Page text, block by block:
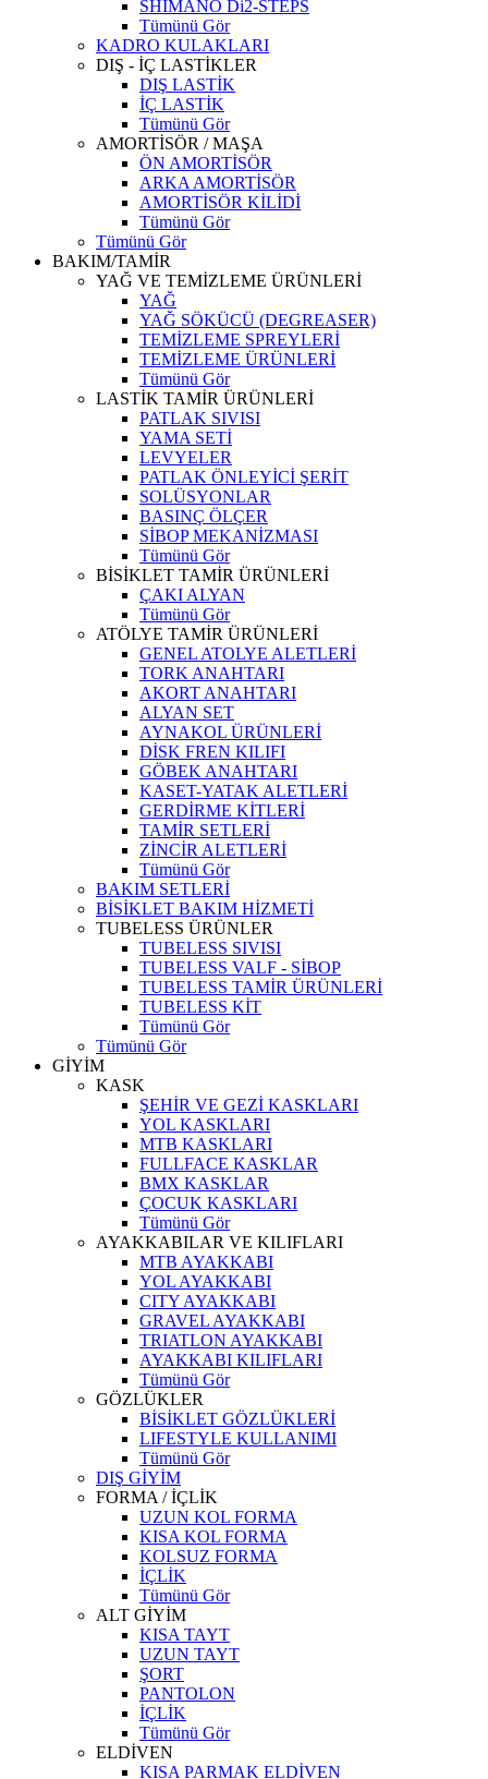
SHİMANO Di2-STEPS
Tümünü Gör
KADRO KULAKLARI
DIŞ - İÇ LASTİKLER
DIŞ LASTİK
İÇ LASTİK
Tümünü Gör
AMORTİSÖR / MAŞA
ÖN AMORTİSÖR
ARKA AMORTİSÖR
AMORTİSÖR KİLİDİ
Tümünü Gör
Tümünü Gör
BAKIM/TAMİR
YAĞ VE TEMİZLEME ÜRÜNLERİ
YAĞ
YAĞ SÖKÜCÜ (DEGREASER)
TEMİZLEME SPREYLERİ
TEMİZLEME ÜRÜNLERİ
Tümünü Gör
LASTİK TAMİR ÜRÜNLERİ
PATLAK SIVISI
YAMA SETİ
LEVYELER
PATLAK ÖNLEYİCİ ŞERİT
SOLÜSYONLAR
BASINÇ ÖLÇER
SİBOP MEKANİZMASI
Tümünü Gör
BİSİKLET TAMİR ÜRÜNLERİ
ÇAKI ALYAN
Tümünü Gör
ATÖLYE TAMİR ÜRÜNLERİ
GENEL ATOLYE ALETLERİ
TORK ANAHTARI
AKORT ANAHTARI
ALYAN SET
AYNAKOL ÜRÜNLERİ
DİSK FREN KILIFI
GÖBEK ANAHTARI
KASET-YATAK ALETLERİ
GERDİRME KİTLERİ
TAMİR SETLERİ
ZİNCİR ALETLERİ
Tümünü Gör
BAKIM SETLERİ
BİSİKLET BAKIM HİZMETİ
TUBELESS ÜRÜNLER
TUBELESS SIVISI
TUBELESS VALF - SİBOP
TUBELESS TAMİR ÜRÜNLERİ
TUBELESS KİT
Tümünü Gör
Tümünü Gör
GİYİM
KASK
ŞEHİR VE GEZİ KASKLARI
YOL KASKLARI
MTB KASKLARI
FULLFACE KASKLAR
BMX KASKLAR
ÇOCUK KASKLARI
Tümünü Gör
AYAKKABILAR VE KILIFLARI
MTB AYAKKABI
YOL AYAKKABI
CITY AYAKKABI
GRAVEL AYAKKABI
TRIATLON AYAKKABI
AYAKKABI KILIFLARI
Tümünü Gör
GÖZLÜKLER
BİSİKLET GÖZLÜKLERİ
LIFESTYLE KULLANIMI
Tümünü Gör
DIŞ GİYİM
FORMA / İÇLİK
UZUN KOL FORMA
KISA KOL FORMA
KOLSUZ FORMA
İÇLİK
Tümünü Gör
ALT GİYİM
KISA TAYT
UZUN TAYT
ŞORT
PANTOLON
İÇLİK
Tümünü Gör
ELDİVEN
KISA PARMAK ELDİVEN